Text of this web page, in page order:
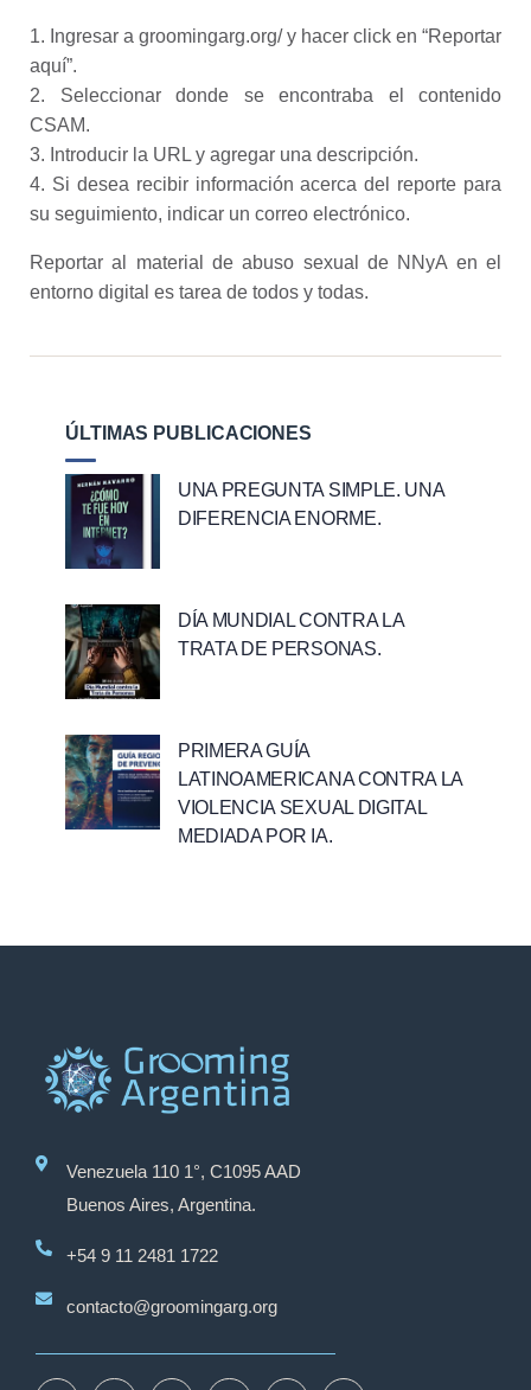
1. Ingresar a groomingarg.org/ y hacer click en “Reportar
aquí”.
2. Seleccionar donde se encontraba el contenido
CSAM.
3. Introducir la URL y agregar una descripción.
4. Si desea recibir información acerca del reporte para
su seguimiento, indicar un correo electrónico.
Reportar al material de abuso sexual de NNyA en el
entorno digital es tarea de todos y todas.
ÚLTIMAS PUBLICACIONES
UNA PREGUNTA SIMPLE. UNA
DIFERENCIA ENORME.
DÍA MUNDIAL CONTRA LA
TRATA DE PERSONAS.
PRIMERA GUÍA
LATINOAMERICANA CONTRA LA
VIOLENCIA SEXUAL DIGITAL
MEDIADA POR IA.
Venezuela 110 1°, C1095 AAD
Buenos Aires, Argentina.
+54 9 11 2481 1722
contacto@groomingarg.org